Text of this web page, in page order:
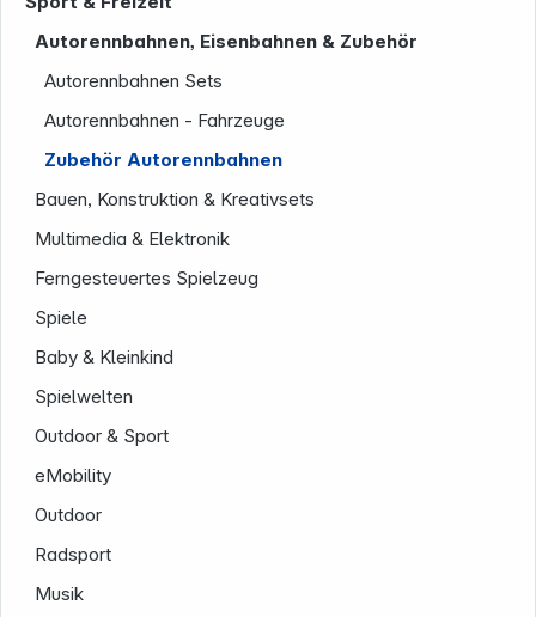
Autorennbahnen, Eisenbahnen & Zubehör
Autorennbahnen Sets
Autorennbahnen - Fahrzeuge
Zubehör Autorennbahnen
Bauen, Konstruktion & Kreativsets
Multimedia & Elektronik
Ferngesteuertes Spielzeug
Spiele
Baby & Kleinkind
Spielwelten
Outdoor & Sport
eMobility
Outdoor
Radsport
Musik